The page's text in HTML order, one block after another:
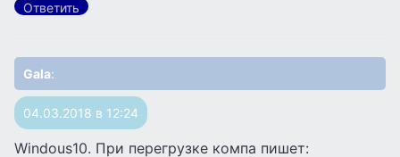
Ответить
Gala:
04.03.2018 в 12:24
Windous10. При перегрузке компа пишет: